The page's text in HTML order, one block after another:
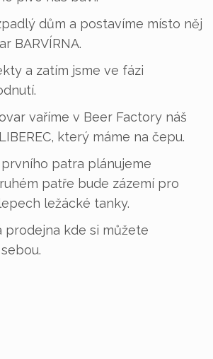
dům a postavíme místo něj
BARVÍRNA.
a zatím jsme ve fázi
vaříme v Beer Factory náš
který máme na čepu.
patra plánujeme
patře bude zázemí pro
ležácké tanky.
prodejna kde si můžete